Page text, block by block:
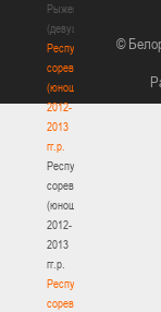
Рыженкова
(девушки)
Республиканские
соревнования
(юноши)
2012-
2013
гг.р.
Республиканские
соревнования
(юноши)
2012-
2013
гг.р.
Республиканские
соревнования
©